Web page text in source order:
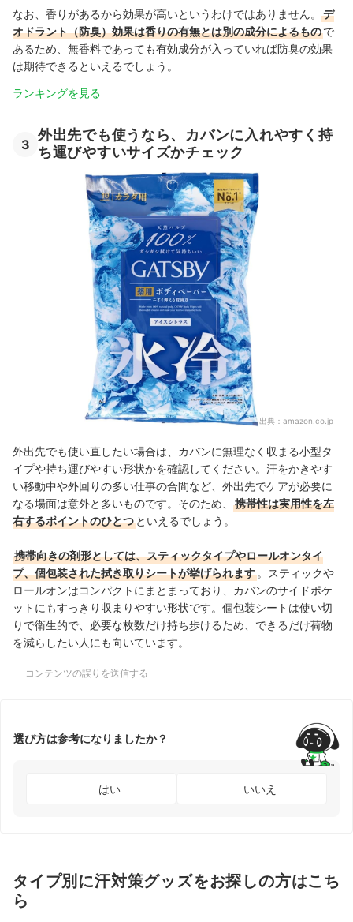
なお、香りがあるから効果が高いというわけではありません。
デ
オドラント（防臭）効果は香りの有無とは別の成分によるもので
あるため、無香料であっても有効成分が入っていれば防臭の効果
は期待できるといえるでしょう。
ランキングを見る
3
外出先でも使うなら、カバンに入れやすく持
ち運びやすいサイズかチェック
出典： amazon.co.jp
外出先でも使い直したい場合は、カバンに無理なく収まる小型タ
イプや持ち運びやすい形状かを確認してください。汗をかきやす
い移動中や外回りの多い仕事の合間など、外出先でケアが必要に
なる場面は意外と多いものです。そのため、
携帯性は実用性を左
右するポイントのひとつ といえるでしょう。
携帯向きの剤形としては、スティックタイプやロールオンタイ
プ、個包装された拭き取りシートが挙げられます 。スティックや
ロールオンはコンパクトにまとまっており、カバンのサイドポケ
ットにもすっきり収まりやすい形状です。個包装シートは使い切
りで衛生的で、必要な枚数だけ持ち歩けるため、できるだけ荷物
を減らしたい人にも向いています。
コンテンツの誤りを送信する
選び方は参考になりましたか？
はい いいえ
タイプ別に汗対策グッズをお探しの方はこち
ら